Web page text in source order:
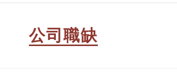
公司職缺